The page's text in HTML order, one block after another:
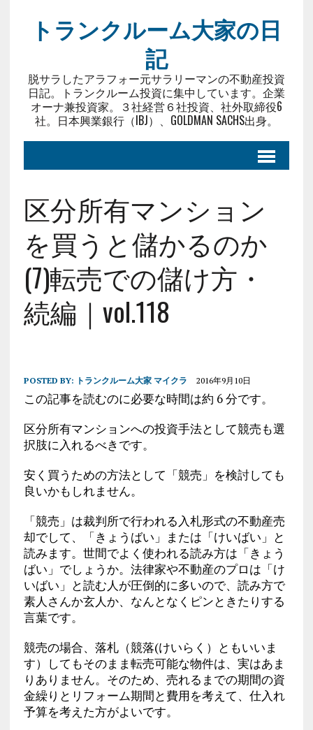
トランクルーム大家の日
記
脱サラしたアラフォー元サラリーマンの不動産投資
日記。トランクルーム投資に集中しています。企業
オーナ兼投資家。３社経営６社投資、社外取締役6
社。日本興業銀行（IBJ）、GOLDMAN SACHS出身。
区分所有マンション
を買うと儲かるのか
(7)転売での儲け方・
続編｜vol.118
POSTED BY: トランクルーム大家 マイクラ 2016年9月10日
この記事を読むのに必要な時間は約 6 分です。
区分所有マンションへの投資手法として競売も選
択肢に入れるべきです。
安く買うための方法として「競売」を検討しても
良いかもしれません。
「競売」は裁判所で行われる入札形式の不動産売
却でして、「きょうばい」または「けいばい」と
読みます。世間でよく使われる読み方は「きょう
ばい」でしょうか。法律家や不動産のプロは「け
いばい」と読む人が圧倒的に多いので、読み方で
素人さんか玄人か、なんとなくピンときたりする
言葉です。
競売の場合、落札（競落(けいらく）ともいいま
す）してもそのまま転売可能な物件は、実はあま
りありません。そのため、売れるまでの期間の資
金繰りとリフォーム期間と費用を考えて、仕入れ
予算を考えた方がよいです。